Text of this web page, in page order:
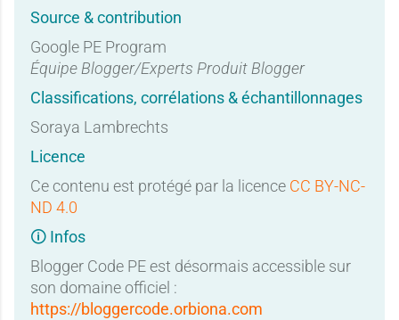
Source & contribution
Google PE Program
Équipe Blogger/Experts Produit Blogger
Classifications, corrélations & échantillonnages
Soraya Lambrechts
Licence
Ce contenu est protégé par la licence CC BY-NC-
ND 4.0
🛈 Infos
Blogger Code PE est désormais accessible sur
son domaine officiel :
https://bloggercode.orbiona.com